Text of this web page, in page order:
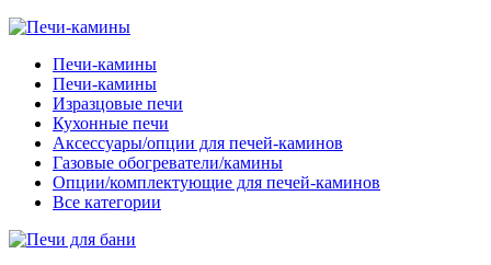
Печи-камины
Печи-камины
Изразцовые печи
Кухонные печи
Аксессуары/опции для печей-каминов
Газовые обогреватели/камины
Опции/комплектующие для печей-каминов
Все категории